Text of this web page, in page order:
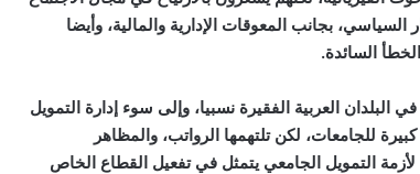
بجانب المعوقات الإدارية والمالية، وأيضا
السائدة.
العربية الفقيرة نسبيا، وإلى سوء إدارة التمويل
للجامعات، لكن تلتهمها الرواتب، والمظاهر
التمويل الجامعي يتمثل في تفعيل القطاع الخاص